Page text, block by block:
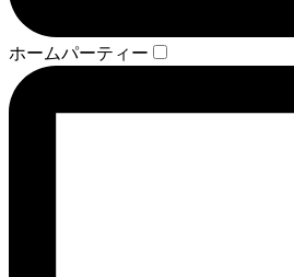
ホームパーティー